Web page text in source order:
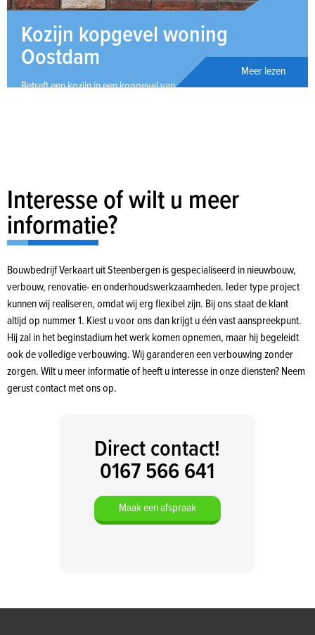
Kozijn kopgevel woning
Oostdam
Betreft een kozijn in een kopgevel van een woning in Oostdam.
Meer lezen
Interesse of wilt u meer
informatie?
Bouwbedrijf Verkaart uit Steenbergen is gespecialiseerd in nieuwbouw,
verbouw, renovatie- en onderhoudswerkzaamheden. Ieder type project
kunnen wij realiseren, omdat wij erg flexibel zijn. Bij ons staat de klant
altijd op nummer 1. Kiest u voor ons dan krijgt u één vast aanspreekpunt.
Hij zal in het beginstadium het werk komen opnemen, maar hij begeleidt
ook de volledige verbouwing. Wij garanderen een verbouwing zonder
zorgen. Wilt u meer informatie of heeft u interesse in onze diensten? Neem
gerust contact met ons op.
Direct contact!
0167 566 641
Maak een afspraak